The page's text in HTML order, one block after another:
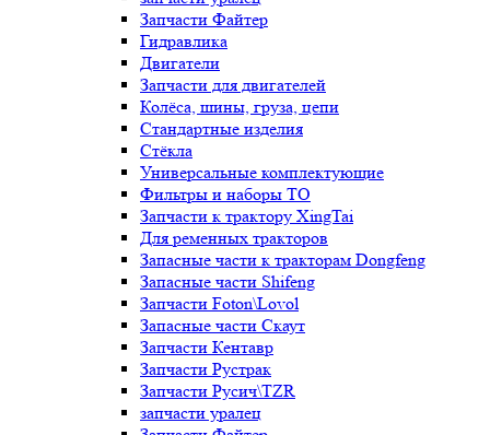
Запчасти Файтер
Гидравлика
Двигатели
Запчасти для двигателей
Колёса, шины, груза, цепи
Стандартные изделия
Стёкла
Универсальные комплектующие
Фильтры и наборы ТО
Запчасти к трактору XingTai
Для ременных тракторов
Запасные части к тракторам Dongfeng
Запасные части Shifeng
Запчасти Foton\Lovol
Запасные части Скаут
Запчасти Кентавр
Запчасти Рустрак
Запчасти Русич\TZR
запчасти уралец